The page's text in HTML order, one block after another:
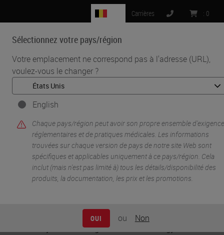
Sélectionnez votre pays/région
Votre emplacement ne correspond pas à l'adresse (URL),
voulez-vous le changer ?
English
Chaque pays/région peut avoir son propre ensemble
réglementaires et de pratiques médicales. Les informations
trouvées sur chaque version de pays de notre site Web sont
spécifiques et applicables uniquement à ce pays/région. Cela
inclut (mais n'est pas limité à) tous les détails/disponibilité des
produits, la documentation, les prix et les promotions.
OUI ou Non
Carrières : 0
MENU
Accueil • Knowledge Pathway • Luke Restorick
Luke Restorick has a Master’s Degree in Engineering from
UC Berkeley and a Management of Technology certificate